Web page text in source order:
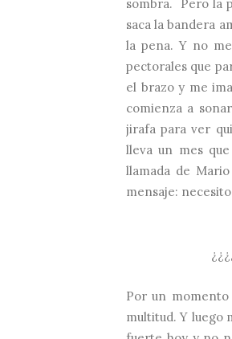
sombra. Pero la
saca la bandera
la pena. Y no
pectorales que
el brazo y me
comienza a
jirafa para ver
lleva un mes
llamada de
mensaje:
Por un momento
multitud. Y luego